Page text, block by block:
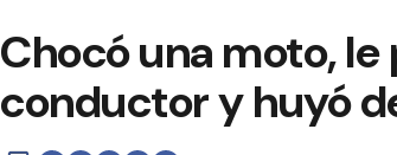
Chocó una moto, le
conductor y huyó